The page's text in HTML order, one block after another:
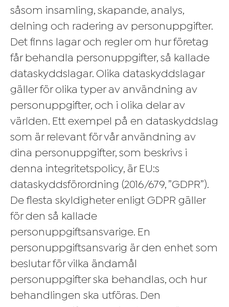
såsom insamling, skapande, analys,
delning och radering av personuppgifter.
Det finns lagar och regler om hur företag
får behandla personuppgifter, så kallade
dataskyddslagar. Olika dataskyddslagar
gäller för olika typer av användning av
personuppgifter, och i olika delar av
världen. Ett exempel på en dataskyddslag
som är relevant för vår användning av
dina personuppgifter, som beskrivs i
denna integritetspolicy, är EU:s
dataskyddsförordning (2016/679, ”GDPR”).
De flesta skyldigheter enligt GDPR gäller
för den så kallade
personuppgiftsansvarige. En
personuppgiftsansvarig är den enhet som
beslutar för vilka ändamål
personuppgifter ska behandlas, och hur
behandlingen ska utföras. Den